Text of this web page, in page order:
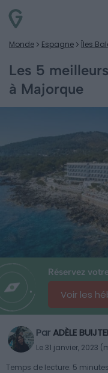
Monde Espagne Îles
Les 5
à Majorque
Réservez
Voir les
ParADÈLE
Le 31 janvier, 2023
Temps de lecture: 5 minutes